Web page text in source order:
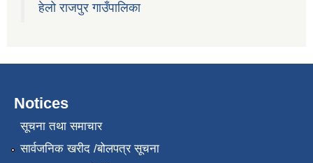
हेलो राजपुर गाउँपालिका
Notices
सूचना तथा समाचार
सार्वजनिक खरीद /बोलपत्र सूचना